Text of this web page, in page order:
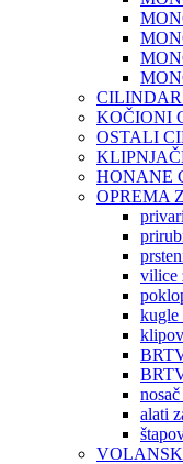
KOČIONI
OSTALI
HONANE
OPREMA
vilice
kugle
alati